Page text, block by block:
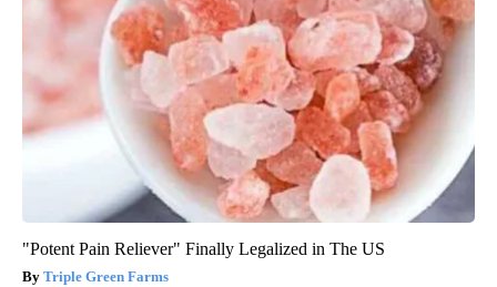
"Potent Pain Reliever" Finally Legalized in The US
Triple Green Farms